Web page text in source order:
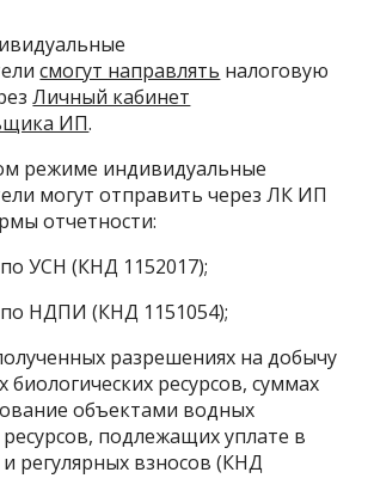
смогут направлять налоговую
Личный кабинет
ИП.
режиме индивидуальные
могут отправить через ЛК ИП
отчетности:
УСН (КНД 1152017);
НДПИ (КНД 1151054);
разрешениях на добычу
ресурсов, суммах
объектами водных
ресурсов, подлежащих уплате в
регулярных взносов (КНД